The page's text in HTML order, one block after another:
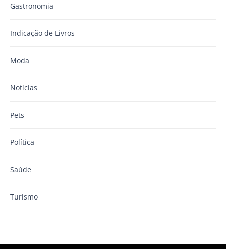
Gastronomia
Indicação de Livros
Moda
Notícias
Pets
Política
Saúde
Turismo